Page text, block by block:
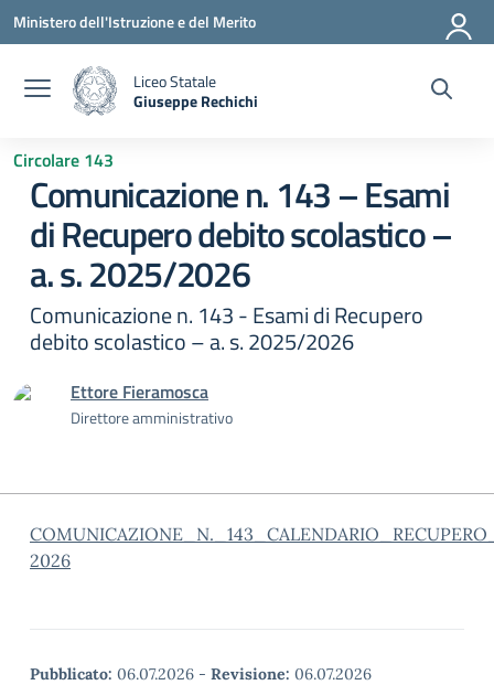
Ministero dell'Istruzione e del Merito
Liceo Statale
Giuseppe Rechichi
Circolare 143
Comunicazione n. 143 – Esami
di Recupero debito scolastico –
a. s. 2025/2026
Comunicazione n. 143 - Esami di Recupero
debito scolastico – a. s. 2025/2026
Ettore Fieramosca
Direttore amministrativo
2026
Pubblicato: 06.07.2026 - Revisione: 06.07.2026